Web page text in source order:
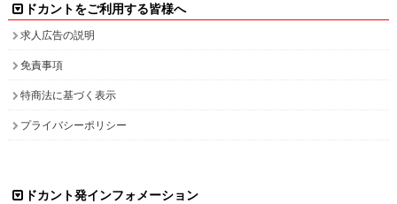
ドカントをご利用する皆様へ
求人広告の説明
免責事項
特商法に基づく表示
プライバシーポリシー
ドカント発インフォメーション